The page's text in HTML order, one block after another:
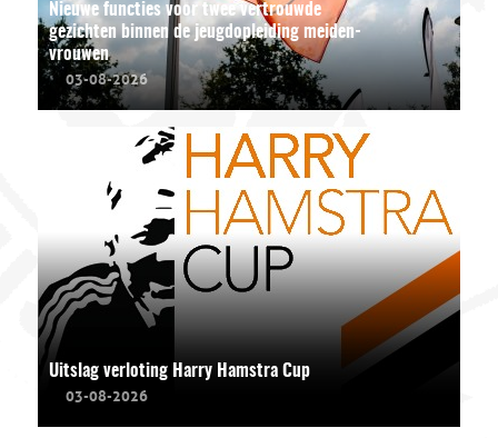
Nieuwe functies voor twee vertrouwde
gezichten binnen de jeugdopleiding meiden-
vrouwen
03-08-2026
Uitslag verloting Harry Hamstra Cup
03-08-2026